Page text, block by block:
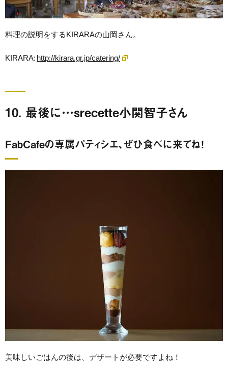
料理の説明をするKIRARAの山岡さん。
KIRARA: http://kirara.gr.jp/catering/
10. 最後に…srecette小関智子さん
FabCafeの専属パティシエ、ぜひ食べに来てね！
美味しいごはんの後は、デザートが必要ですよね！